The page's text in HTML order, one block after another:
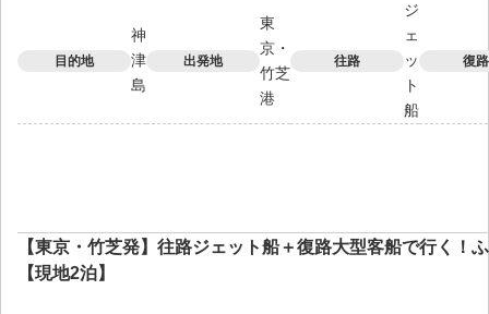
目的地
神
津
島
出発地
東
京・
竹芝
港
往路
ジ
ェ
ッ
ト
船
復路
【東京・竹芝発】往路ジェット船＋復路大型客船で行く！
【現地2泊】